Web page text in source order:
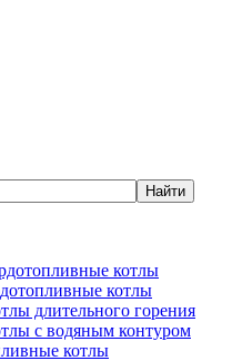
Найти
котлы
котлы
длительного горения
с водяным контуром
котлы